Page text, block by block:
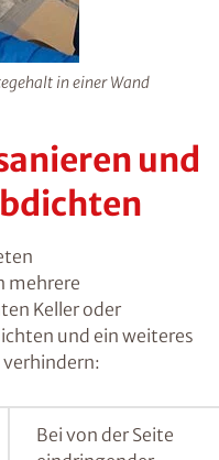
zu
in
eine
mehr als 60
hindeuten,
zu
in